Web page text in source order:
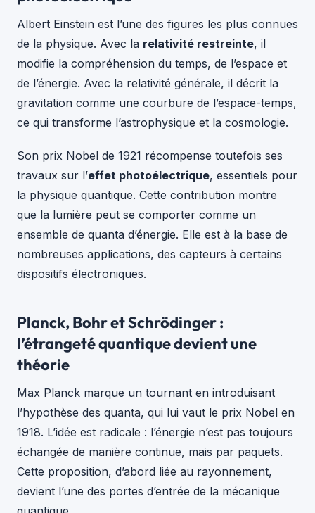
Albert Einstein est l’une des figures les plus connues
de la physique. Avec la relativité restreinte, il
modifie la compréhension du temps, de l’espace et
de l’énergie. Avec la relativité générale, il décrit la
gravitation comme une courbure de l’espace-temps,
ce qui transforme l’astrophysique et la cosmologie.
Son prix Nobel de 1921 récompense toutefois ses
travaux sur l’effet photoélectrique, essentiels pour
la physique quantique. Cette contribution montre
que la lumière peut se comporter comme un
ensemble de quanta d’énergie. Elle est à la base de
nombreuses applications, des capteurs à certains
dispositifs électroniques.
Planck, Bohr et Schrödinger :
l’étrangeté quantique devient une
théorie
Max Planck marque un tournant en introduisant
l’hypothèse des quanta, qui lui vaut le prix Nobel en
1918. L’idée est radicale : l’énergie n’est pas toujours
échangée de manière continue, mais par paquets.
Cette proposition, d’abord liée au rayonnement,
devient l’une des portes d’entrée de la mécanique